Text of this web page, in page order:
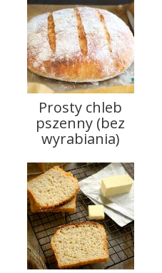
Prosty chleb
pszenny (bez
wyrabiania)